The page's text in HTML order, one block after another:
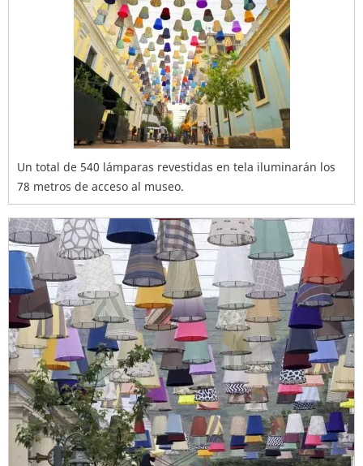
Un total de 540 lámparas revestidas en tela iluminarán los
78 metros de acceso al museo.